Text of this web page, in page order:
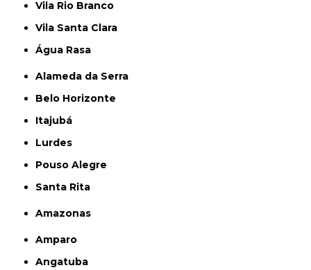
Vila Rio Branco
Vila Santa Clara
Água Rasa
Alameda da Serra
Belo Horizonte
Itajubá
Lurdes
Pouso Alegre
Santa Rita
Amazonas
Amparo
Angatuba